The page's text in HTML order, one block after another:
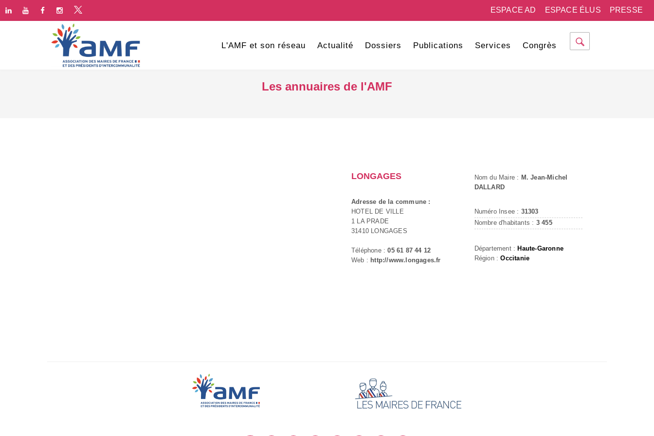
PRESSE
ESPACE ÉLUS
ESPACE AD
L'AMF et son réseau Actualité Dossiers Publications Services Congrès
Les annuaires de l'AMF
LONGAGES
Adresse de la commune :
HOTEL DE VILLE
1 LA PRADE
31410 LONGAGES
Téléphone :05 61 87 44 12
Web : http://www.longages.fr
Nom du Maire : M. Jean-Michel
DALLARD
Numéro Insee : 31303
Nombre d'habitants : 3 455
Département : Haute-Garonne
Région :Occitanie